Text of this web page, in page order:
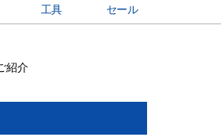
工具 セール
紹介